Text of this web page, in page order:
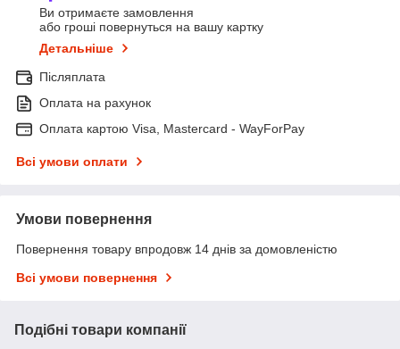
Ви отримаєте замовлення
або гроші повернуться на вашу картку
Детальніше
Післяплата
Оплата на рахунок
Оплата картою Visa, Mastercard - WayForPay
Всі умови оплати
Умови повернення
Повернення товару впродовж 14 днів за домовленістю
Всі умови повернення
Подібні товари компанії